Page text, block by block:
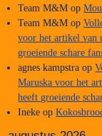
Team M&M op
Team M&M op
voor het artikel van
groeiende schare
agnes kampstra op
Maruska voor het
heeft groeiende
Ineke op